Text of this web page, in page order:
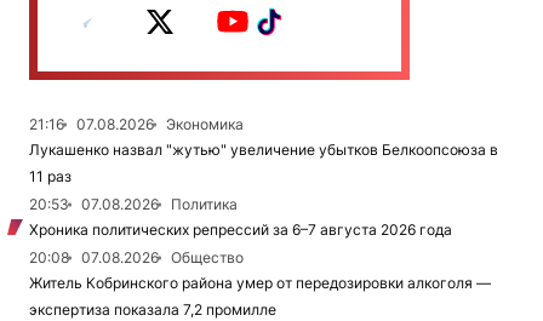
21:16 07.08.2026
Экономика
Лукашенко назвал "жутью" увеличение убытков Белкоопсоюза в
11 раз
20:53
07.08.2026
Политика
Хроника политических репрессий за 6–7 августа 2026 года
20:08
07.08.2026
Общество
Житель Кобринского района умер от передозировки алкоголя —
экспертиза показала 7,2 промилле